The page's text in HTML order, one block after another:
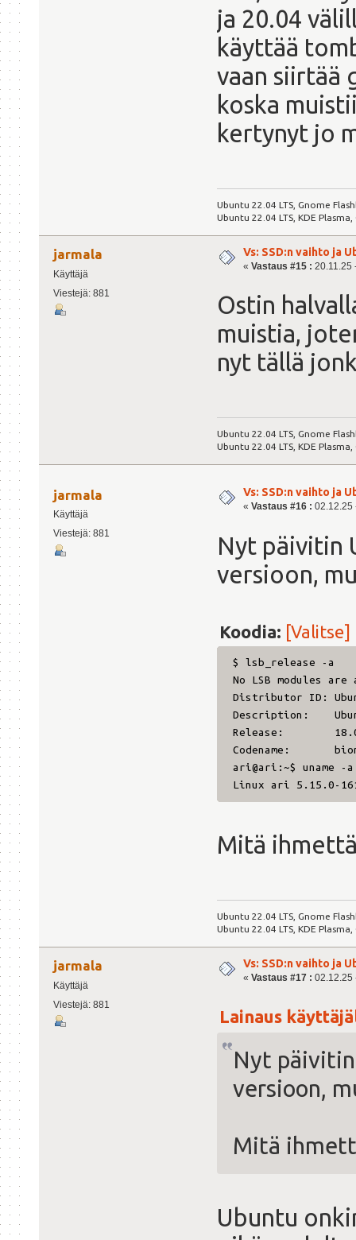
ja 20.04
käyttää
vaan siirtää
koska
kertynyt jo
Ubuntu 22.04 LTS, Gnome
Ubuntu 22.04 LTS, KDE
jarmala
Käyttäjä
Viestejä: 881
Vs: SSD:n vaihto ja
« Vastaus #15 : 20.11.25
Ostin
muistia,
nyt tällä
Ubuntu 22.04 LTS, Gnome
Ubuntu 22.04 LTS, KDE
jarmala
Käyttäjä
Viestejä: 881
Vs: SSD:n vaihto ja
« Vastaus #16 : 02.12.25
Nyt päivitin
versioon,
Koodia: [Valitse]
$ lsb_release -a
No LSB modules
Distributor ID:
Description:
Release:
Codename:
ari@ari:~$ uname -a
Linux ari 5.15.0-
Mitä
Ubuntu 22.04 LTS, Gnome
Ubuntu 22.04 LTS, KDE
jarmala
Käyttäjä
Viestejä: 881
Vs: SSD:n vaihto ja
« Vastaus #17 : 02.12.25
Lainaus
Nyt päivitin
versioon,
Mitä
Ubuntu